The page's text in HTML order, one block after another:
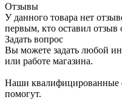
Отзывы
У данного товара нет
первым, кто оставил отзыв
Задать вопрос
Вы можете задать любой
или работе магазина.
Наши квалифицированные
помогут.